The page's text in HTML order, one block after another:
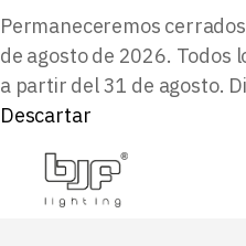
Permaneceremos
de agosto de 2026. Todos
a partir del 31 de agosto.
Descartar